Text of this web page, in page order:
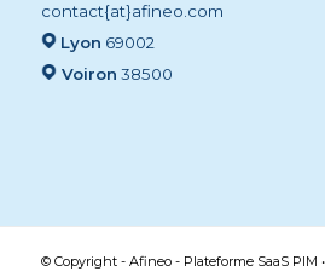
contact{at}afineo.com
Lyon 69002
Voiron 38500
© Copyright - Afineo - Plateforme SaaS PIM •